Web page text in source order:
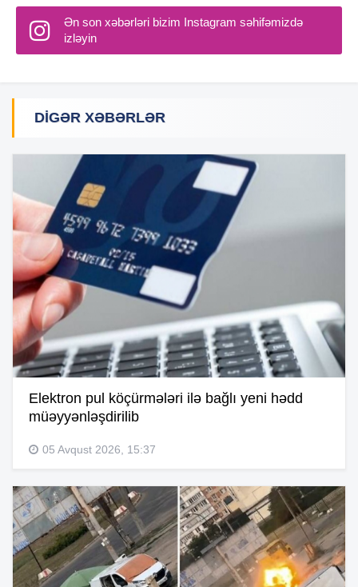
Ən son xəbərləri bizim Instagram səhifəmizdə
izləyin
DIGƏR XƏBƏRLƏR
Elektron pul köçürmələri ilə bağlı yeni hədd
müəyyənləşdirilib
05 Avqust 2026, 15:37